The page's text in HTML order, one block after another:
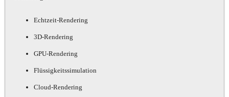
Echtzeit-Rendering
3D-Rendering
GPU-Rendering
Flüssigkeitssimulation
Cloud-Rendering